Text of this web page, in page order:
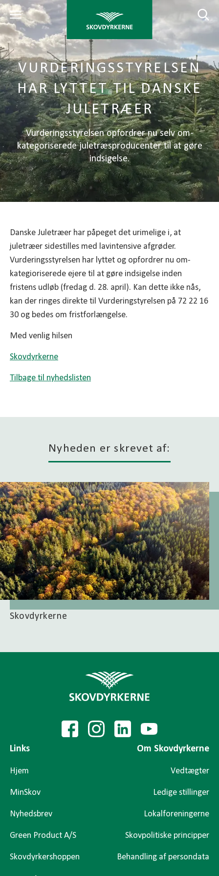
VURDERINGSSTYRELSEN
HAR LYTTET TIL DANSKE
JULETRÆER
Vurderingsstyrelsen opfordrer nu selv om-
kategoriserede juletræsproducenter til at gøre
indsigelse.
Danske Juletræer har påpeget det urimelige i, at
juletræer sidestilles med lavintensive afgrøder.
Vurderingsstyrelsen har lyttet og opfordrer nu om-
kategioriserede ejere til at gøre indsigelse inden
fristens udløb (fredag d. 28. april). Kan dette ikke nås,
kan der ringes direkte til Vurderingstyrelsen på 72 22 16
30 og bedes om fristforlængelse.
Med venlig hilsen
Skovdyrkerne
Tilbage til nyhedslisten
Nyheden er skrevet af:
Skovdyrkerne
Links
Hjem
MinSkov
Nyhedsbrev
Green Product A/S
Skovdyrkershoppen
Om Skovdyrkerne
Vedtægter
Ledige stillinger
Lokalforeningerne
Skovpolitiske principper
Behandling af persondata